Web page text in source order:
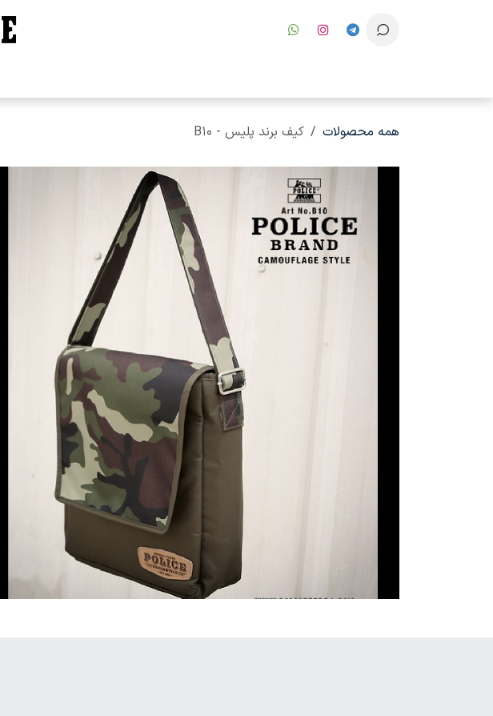
همه محصولات کیف برند پلیس - B10